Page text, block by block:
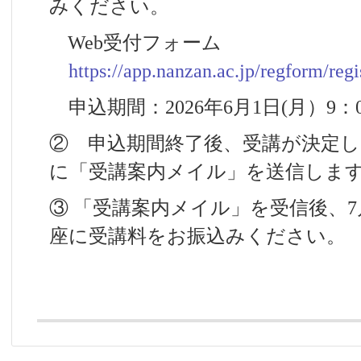
みください。
Web受付フォーム
https://app.nanzan.ac.jp/regform/
申込期間：2026年6月1日(月）9：
② 申込期間終了後、受講が決定
に「受講案内メイル」を送信しま
③ 「受講案内メイル」を受信後、 7
座に受講料をお振込みください。